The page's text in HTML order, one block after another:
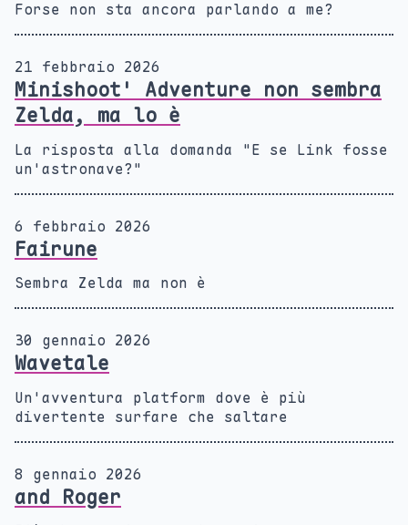
Forse non sta ancora parlando a me?
21 febbraio 2026
Minishoot' Adventure non sembra
Zelda, ma lo è
La risposta alla domanda "E se Link fosse
un'astronave?"
6 febbraio 2026
Fairune
Sembra Zelda ma non è
30 gennaio 2026
Wavetale
Un'avventura platform dove è più
divertente surfare che saltare
8 gennaio 2026
and Roger